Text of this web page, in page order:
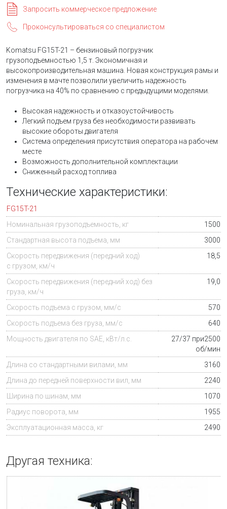
Запросить коммерческое предложение
Проконсультироваться со специалистом
Komatsu FG15T-21 – бензиновый погрузчик
грузоподъемностью 1,5 т. Экономичная и
высокопроизводительная машина. Новая конструкция рамы и
изменения в мачте позволили увеличить надежность
погрузчика на 40% по сравнению с предыдущими моделями.
Высокая надежность и отказоустойчивость
Легкий подъем груза без необходимости развивать
высокие обороты двигателя
Система определения присутствия оператора на рабочем
месте
Возможность дополнительной комплектации
Сниженный расход топлива
Технические характеристики:
FG15T-21
Номинальная грузоподъемность, кг
1500
Стандартная высота подъема, мм
3000
Скорость передвижения (передний ход)
с грузом, км/ч
18,5
Скорость передвижения (передний ход) без
груза, км/ч
19,0
Скорость подъема с грузом, мм/с
570
Скорость подъема без груза, мм/с
640
Мощность двигателя по SAE, кВт/л.с.
27/37 при2500
об/мин
Длина со стандартными вилами, мм
3160
Длина до передней поверхности вил, мм
2240
Ширина по шинам, мм
1070
Радиус поворота, мм
1955
Эксплуатационная масса , кг 2490
Другая техника: